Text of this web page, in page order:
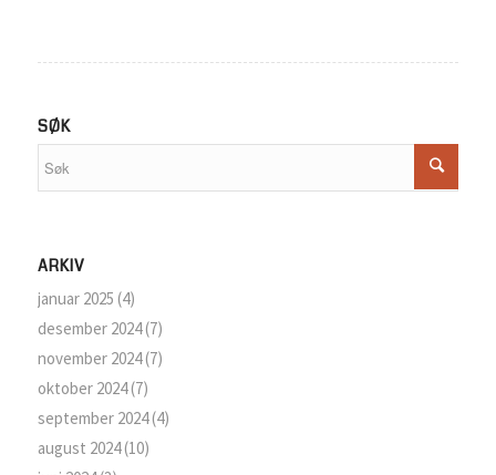
SØK
ARKIV
januar 2025 (4)
desember 2024(7)
november 2024(7)
oktober 2024(7)
september 2024(4)
august 2024(10)